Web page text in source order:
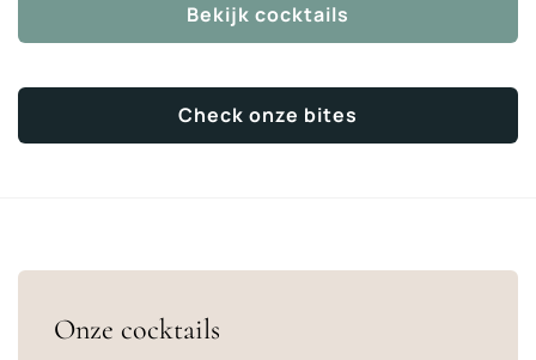
Bekijk cocktails
Check onze bites
Onze cocktails